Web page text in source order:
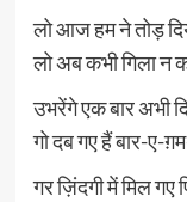
लो आज हम ने तोड़
लो अब कभी गिला न
उभरेंगे एक बार अभी
गो दब गए हैं बार-ए-
गर ज़िंदगी में मिल गए